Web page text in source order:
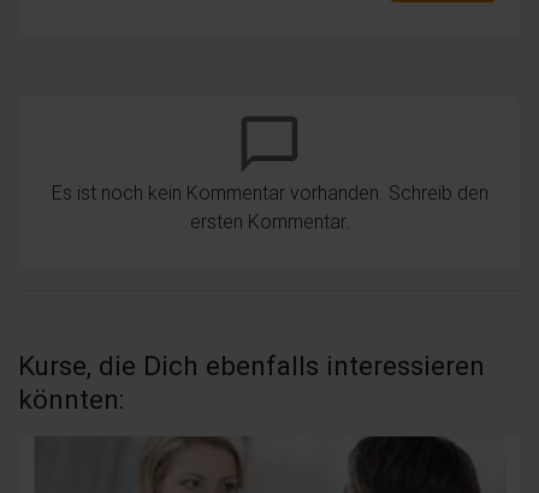
chat_bubble_outline
Es ist noch kein Kommentar vorhanden. Schreib den
ersten Kommentar.
Kurse, die Dich ebenfalls interessieren
könnten: